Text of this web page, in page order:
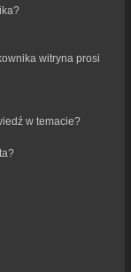
witryna prosi
w temacie?